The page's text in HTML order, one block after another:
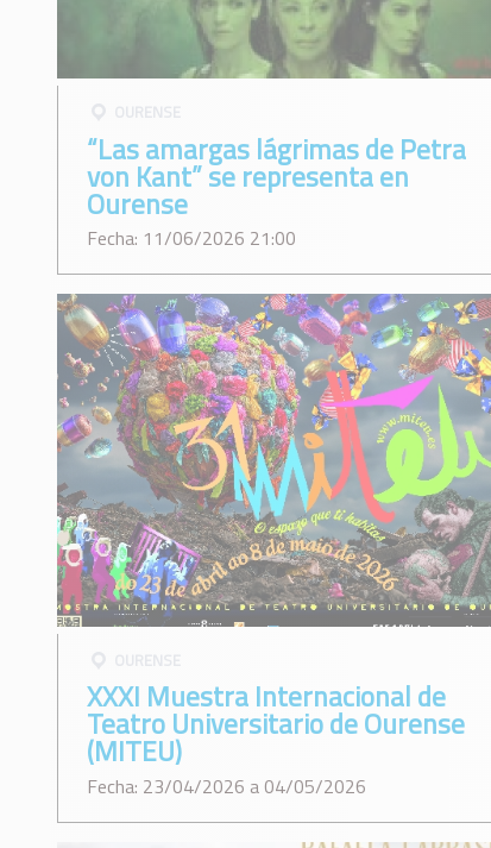
“Las amargas lágrimas de Petra
von Kant” se representa en
Ourense
Fecha: 11/06/2026 21:00
XXXI Muestra Internacional de
Teatro Universitario de Ourense
(MITEU)
Fecha: 23/04/2026 a 04/05/2026